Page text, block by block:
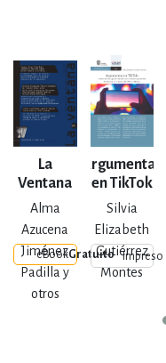
La
Ventana
Núm. 63
Alma
Azucena
Jiménez
Padilla y
otros
eBookGratuito
Argumentar
en TikTok
Silvia
Elizabeth
Gutiérrez
Montes
Impreso